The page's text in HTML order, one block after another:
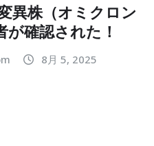
異株（オミクロン
確認された！
8月 5, 2025